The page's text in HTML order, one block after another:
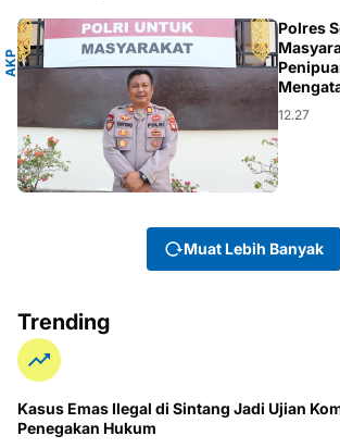
A
K
P
T
R
I
Y
O
NO
Polres
Pejabat
12.27
Muat Lebih Banyak
Trending
Kasus Emas Ilegal di Sintang Jadi Ujian
Penegakan Hukum